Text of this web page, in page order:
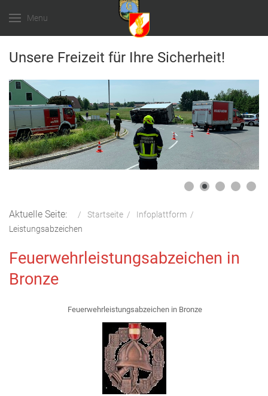
Menu
Unsere Freizeit für Ihre Sicherheit!
Aktuelle Seite: Startseite
Infoplattform
Leistungsabzeichen
Feuerwehrleistungsabzeichen in
Bronze
Feuerwehrleistungsabzeichen in Bronze